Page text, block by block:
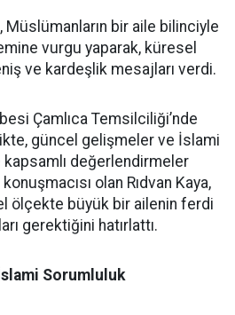
Müslümanların bir aile bilinciyle
vurgu yaparak, küresel
ve kardeşlik mesajları verdi.
Çamlıca Temsilciliği’nde
güncel gelişmeler ve İslami
değerlendirmeler
olan Rıdvan Kaya,
ölçekte büyük bir ailenin ferdi
gerektiğini hatırlattı.
Sorumluluk